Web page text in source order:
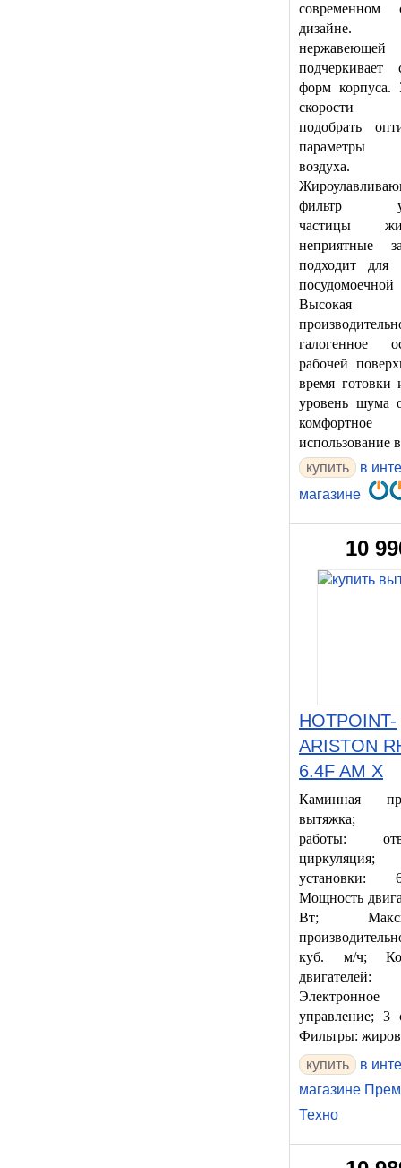
современном
подчеркивает
форм корпуса.
скорости
подобрать
параметры
воздуха.
фильтр
частицы
неприятные
подходит
Высокая
галогенное
рабочей
время готовки
уровень шума
комфортное
использование
купить
в
магазине
10
HOTPOINT-
ARISTON
6.4F AM X
Каминная
вытяжка;
работы:
циркуляция;
Мощность
Вт;
куб. м/ч;
Электронное
управление; 3
Фильтры:
купить
в
магазине
Техно